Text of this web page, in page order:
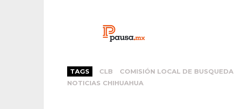
TAGS CLB COMISIÓN LOCAL DE BUSQUEDA
NOTICIAS CHIHUAHUA